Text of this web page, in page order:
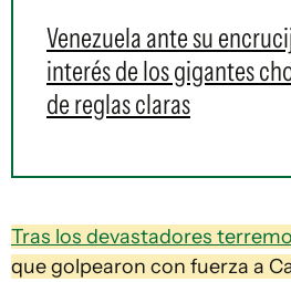
Venezuela ante su
interés de los gigantes
de reglas claras
Tras los devastadores
que golpearon con fuerza a